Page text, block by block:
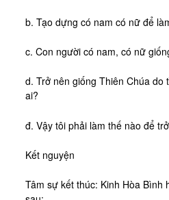
b. Tạo dựng có nam có nữ để
c. Con người có nam, có nữ
d. Trở nên giống Thiên Chúa
ai?
đ. Vậy tôi phải làm thế nào để
Kết nguyện
Tâm sự kết thúc: Kinh Hòa Bình